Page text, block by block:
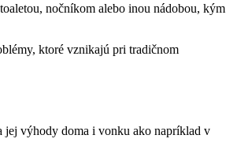
nočníkom alebo inou nádobou, kým
ktoré vznikajú pri tradičnom
jej výhody doma i vonku ako napríklad v